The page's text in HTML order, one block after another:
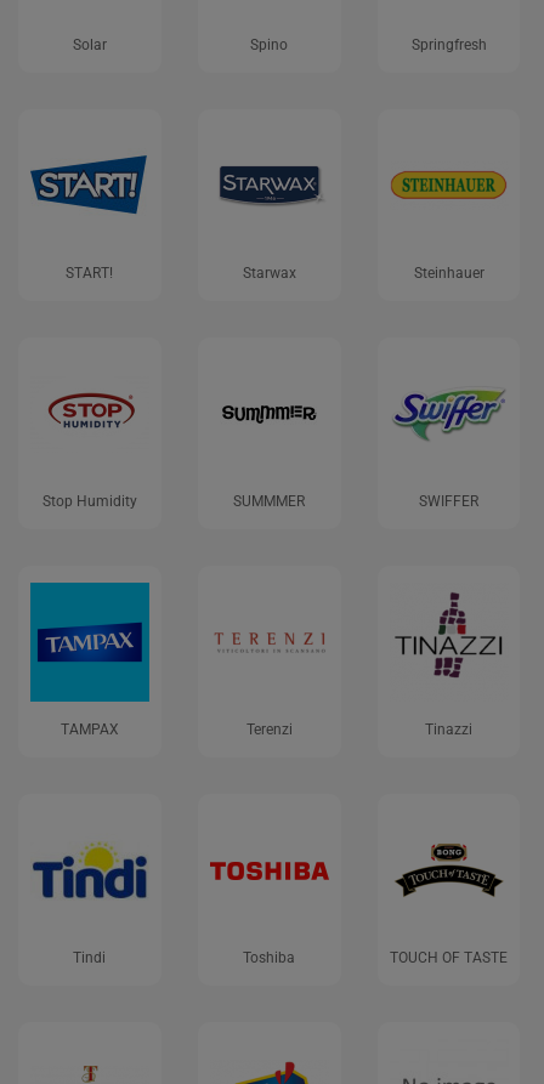
Solar Spino Springfresh
START! Starwax Steinhauer
Stop Humidity SUMMMER SWIFFER
TAMPAX Terenzi Tinazzi
Tindi Toshiba TOUCH OF TASTE